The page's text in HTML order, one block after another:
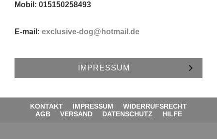
Mobil: 015150258493
E-mail: exclusive-dog@hotmail.de
IMPRESSUM
KONTAKT IMPRESSUM
WIDERRUFSRECHT
AGB
VERSAND DATENSCHUTZ HILFE